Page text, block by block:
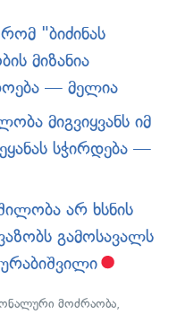
"ბიძინას
მიზანია
— მელია
მიგვიყვანს იმ
სჭირდება —
არ ხსნის
გამოსავალს
მოძრაობა,